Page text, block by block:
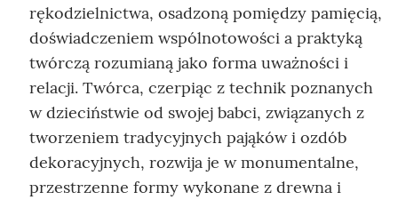
rękodzielnictwa, osadzoną pomiędzy pamięcią,
doświadczeniem wspólnotowości a praktyką
twórczą rozumianą jako forma uważności i
relacji. Twórca, czerpiąc z technik poznanych
w dzieciństwie od swojej babci, związanych z
tworzeniem tradycyjnych pająków i ozdób
dekoracyjnych, rozwija je w monumentalne,
przestrzenne formy wykonane z drewna i